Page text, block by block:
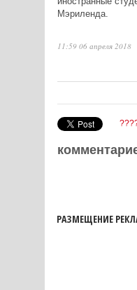
Мэриленда.
11:59 06 апреля 2018
РАЗМЕЩЕНИЕ